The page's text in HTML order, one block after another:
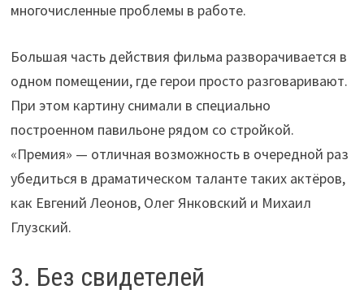
многочисленные проблемы в работе.
Большая часть действия фильма разворачивается в
одном помещении, где герои просто разговаривают.
При этом картину снимали в специально
построенном павильоне рядом со стройкой.
«Премия» — отличная возможность в очередной раз
убедиться в драматическом таланте таких актёров,
как Евгений Леонов, Олег Янковский и Михаил
Глузский.
3. Без свидетелей